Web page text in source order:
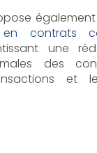
contrats
une
des
et